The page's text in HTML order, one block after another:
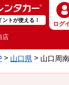
ントが使える！
ログ
店
山口県 山口周